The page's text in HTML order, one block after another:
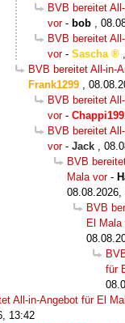
BVB bereitet
vor- bob ,
BVB bereitet
vor- Sascha ,
BVB bereitet All-in-
Frank1299 ,
BVB bereitet
vor-
BVB bereitet
vor- Jack ,
BVB
Mala vor-
08.08.2026,
BVB
El Mala
für
All-in-Angebot für El
13:42